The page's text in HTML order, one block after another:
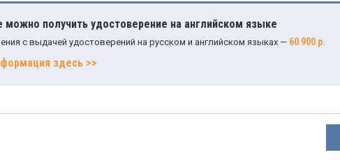
можно получить удостоверение на английском языке
с выдачей удостоверений на русском и английском языках — 60 900 р.
здесь >>